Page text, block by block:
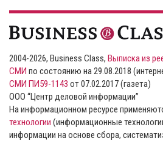
2004-2026, Business Class, Выписка из
СМИ по состоянию на 29.08.2018
СМИ ПИ59-1143 от 07.02.2017 (газета)
ООО “Центр деловой информации”
На информационном ресурсе
технологии (информационные
информации на основе сбора,